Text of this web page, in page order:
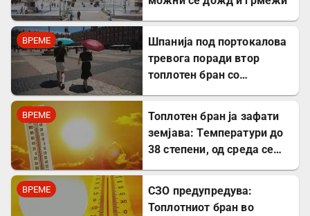
ВРЕМЕ
Шпанија под портокалова
тревога поради втор
топлотен бран со
ВРЕМЕ
Топлотен бран ја зафати
земјава: Температури до
38 степени, од среда се
ВРЕМЕ
СЗО предупредува:
Топлотниот бран во